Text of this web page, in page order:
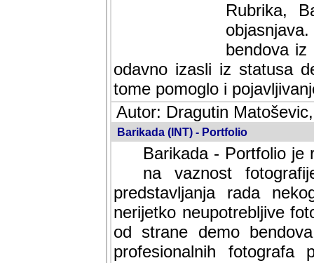
Rubrika,
bendova
odavno izasli iz statusa
tome pomoglo i
Autor: Dragutin
Barikada (INT) - Portfolio
Barikada - Portfolio je
na vaznost
predstavljanja rada
nerijetko neupotrebljive
od strane demo
profesionalnih fotografa